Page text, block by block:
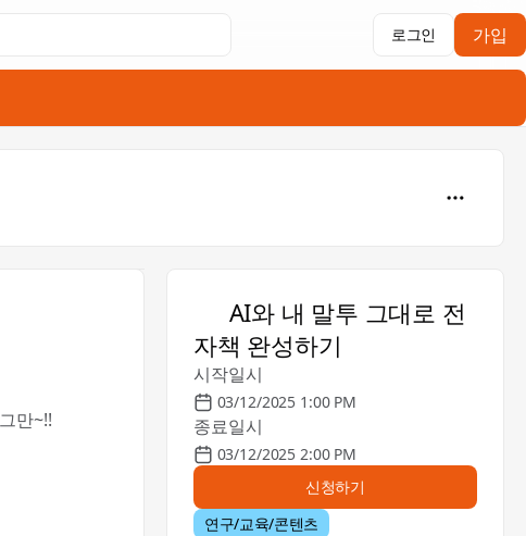
가입
로그인
만~!!
🚀 AI와 내 말투 그대로 전
자책 완성하기
시작일시
03/12/2025 1:00 PM
종료일시
03/12/2025 2:00 PM
신청하기
연구/교육/콘텐츠